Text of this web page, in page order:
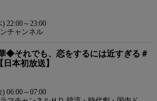
22:00～23:00
チャンネル
◆それでも、恋をするには近すぎる＃
日本初放送】
06:00～07:00